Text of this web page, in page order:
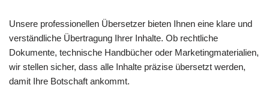
Unsere professionellen Übersetzer bieten Ihnen eine klare und
verständliche Übertragung Ihrer Inhalte. Ob rechtliche
Dokumente, technische Handbücher oder Marketingmaterialien,
wir stellen sicher, dass alle Inhalte präzise übersetzt werden,
damit Ihre Botschaft ankommt.